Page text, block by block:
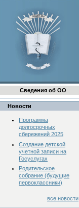
Сведения об ОО
Новости
Программа
долгосрочных
сбережений 2025
Создание детской
учетной записи на
Госуслугах
Родительское
собрание (будущие
первоклассники)
все новости